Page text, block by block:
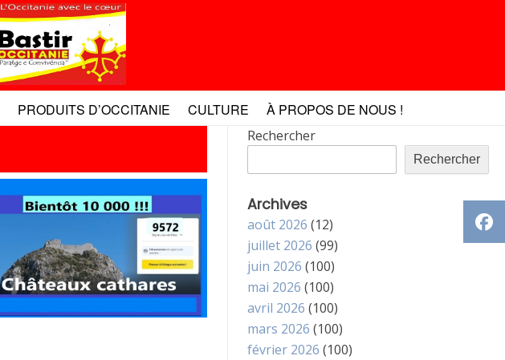
PRODUITS D’OCCITANIE CULTURE À PROPOS DE NOUS !
Rechercher
Rechercher
Archives
août 2026 (12)
juillet 2026 (99)
juin 2026 (100)
mai 2026 (100)
avril 2026 (100)
mars 2026 (100)
février 2026 (100)